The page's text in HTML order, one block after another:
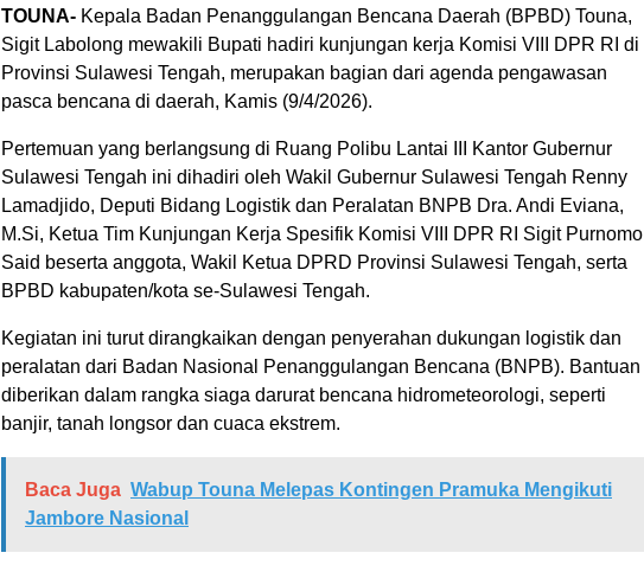
TOUNA- Kepala Badan Penanggulangan Bencana Daerah (BPBD) Touna,
Sigit Labolong mewakili Bupati hadiri kunjungan kerja Komisi VIII DPR RI di
Provinsi Sulawesi Tengah, merupakan bagian dari agenda pengawasan
pasca bencana di daerah, Kamis (9/4/2026).
Pertemuan yang berlangsung di Ruang Polibu Lantai III Kantor Gubernur
Sulawesi Tengah ini dihadiri oleh Wakil Gubernur Sulawesi Tengah Renny
Lamadjido, Deputi Bidang Logistik dan Peralatan BNPB Dra. Andi Eviana,
M.Si, Ketua Tim Kunjungan Kerja Spesifik Komisi VIII DPR RI Sigit Purnomo
Said beserta anggota, Wakil Ketua DPRD Provinsi Sulawesi Tengah, serta
BPBD kabupaten/kota se-Sulawesi Tengah.
Kegiatan ini turut dirangkaikan dengan penyerahan dukungan logistik dan
peralatan dari Badan Nasional Penanggulangan Bencana (BNPB). Bantuan
diberikan dalam rangka siaga darurat bencana hidrometeorologi, seperti
banjir, tanah longsor dan cuaca ekstrem.
Baca Juga Wabup Touna Melepas Kontingen Pramuka Mengikuti
Jambore Nasional